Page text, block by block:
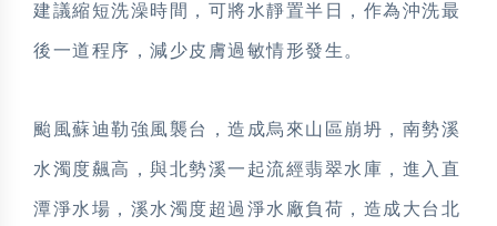
建議縮短洗澡時間，可將水靜置半日，作為沖洗最
後一道程序，減少皮膚過敏情形發生。
颱風蘇迪勒強風襲台，造成烏來山區崩坍，南勢溪
水濁度飆高，與北勢溪一起流經翡翠水庫，進入直
潭淨水場，溪水濁度超過淨水廠負荷，造成大台北